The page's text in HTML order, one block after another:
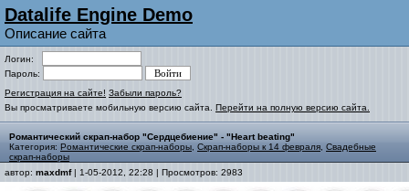
Datalife Engine Demo
Описание сайта
Логин:
Пароль:
Регистрация на сайте! Забыли пароль?
Вы просматриваете мобильную версию сайта. Перейти на полную версию сайта.
Романтический скрап-набор "Сердцебиение" - "Heart beating"
Категория: Романтические скрап-наборы Скрап-наборы к 14 февраля Свадебные
скрап-наборы
автор: maxdmf| 1-05-2012, 22:28 | Просмотров: 2983